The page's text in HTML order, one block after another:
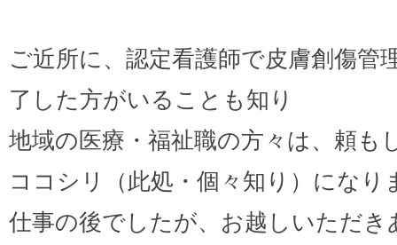
ご近所に、認定看護師で皮膚創傷管
了した方がいることも知り
地域の医療・福祉職の方々は、頼も
ココシリ（此処・個々知り）になり
仕事の後でしたが、お越しいただ